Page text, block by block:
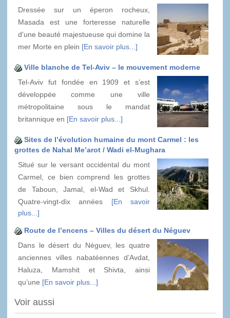
Dressée sur un éperon rocheux,
Masada est une forteresse naturelle
d'une beauté majestueuse qui domine la
mer Morte en plein [En savoir plus...]
Ville blanche de Tel-Aviv – le mouvement moderne
Tel-Aviv fut fondée en 1909 et s’est
développée comme une ville
métropolitaine sous le mandat
britannique en [En savoir plus...]
Sites de l’évolution humaine du mont Carmel : les
grottes de Nahal Me’arot / Wadi el-Mughara
Situé sur le versant occidental du mont
Carmel, ce bien comprend les grottes
de Taboun, Jamal, el-Wad et Skhul.
Quatre-vingt-dix années [En savoir
plus...]
Route de l’encens – Villes du désert du Néguev
Dans le désert du Néguev, les quatre
anciennes villes nabatéennes d’Avdat,
Haluza, Mamshit et Shivta, ainsi
qu’une [En savoir plus...]
Voir aussi